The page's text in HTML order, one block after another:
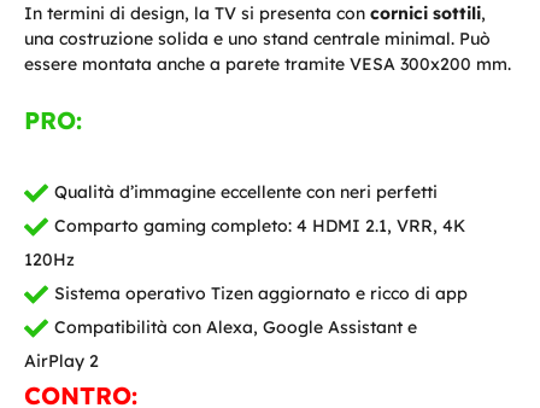
In termini di design, la TV si presenta con cornici sottili,
una costruzione solida e uno stand centrale minimal. Può
essere montata anche a parete tramite VESA 300x200 mm.
PRO:
Qualità d’immagine eccellente con neri perfetti
Comparto gaming completo: 4 HDMI 2.1, VRR, 4K
120Hz
Sistema operativo Tizen aggiornato e ricco di app
Compatibilità con Alexa, Google Assistant e
AirPlay 2
CONTRO: